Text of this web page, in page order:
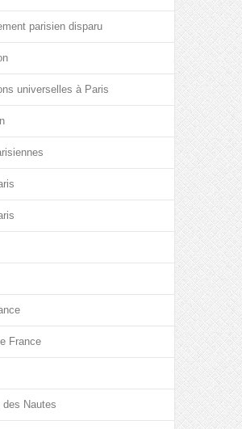
parisien disparu
universelles à Paris
France
des Nautes